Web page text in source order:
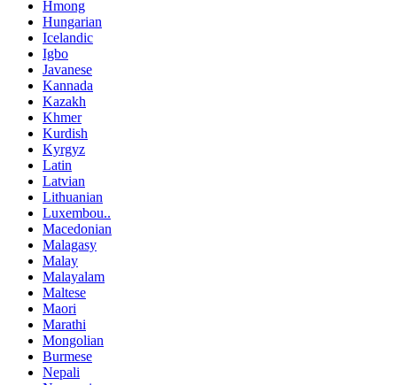
Hmong
Hungarian
Icelandic
Igbo
Javanese
Kannada
Kazakh
Khmer
Kurdish
Kyrgyz
Latin
Latvian
Lithuanian
Luxembou..
Macedonian
Malagasy
Malay
Malayalam
Maltese
Maori
Marathi
Mongolian
Burmese
Nepali